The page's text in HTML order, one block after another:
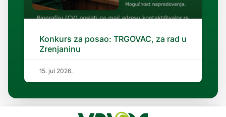
Konkurs za posao: TRGOVAC, za rad u
Zrenjaninu
15. jul 2026.